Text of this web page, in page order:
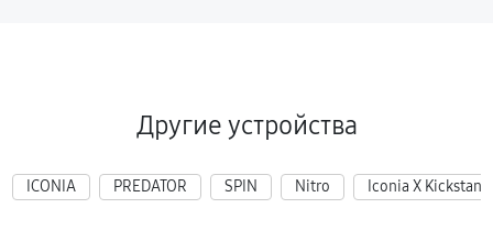
Другие устройства
ICONIA PREDATOR SPIN Nitro Iconia X Kickstand